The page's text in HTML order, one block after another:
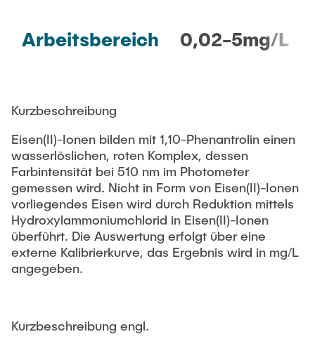
Arbeitsbereich 0,02-5mg/L
Kurzbeschreibung
Eisen(II)-Ionen bilden mit 1,10-Phenantrolin einen
wasserlöslichen, roten Komplex, dessen
Farbintensität bei 510 nm im Photometer
gemessen wird. Nicht in Form von Eisen(II)-Ionen
vorliegendes Eisen wird durch Reduktion mittels
Hydroxylammoniumchlorid in Eisen(II)-Ionen
überführt. Die Auswertung erfolgt über eine
externe Kalibrierkurve, das Ergebnis wird in mg/L
angegeben.
Kurzbeschreibung engl.